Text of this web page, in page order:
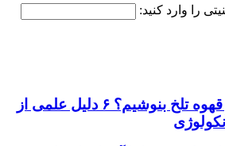
را وارد کنید:
چرا باید هر روز قهوه تلخ بنوشیم؟ ۶ دلیل علمی از